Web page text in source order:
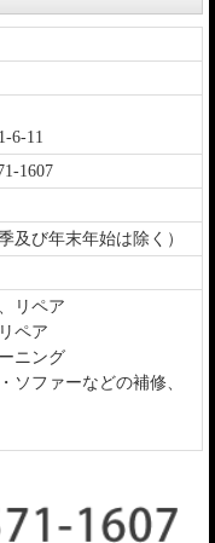
6-11
1607
及び年末年始は除く）
リペア
ペア
ニング
ソファーなどの補修、